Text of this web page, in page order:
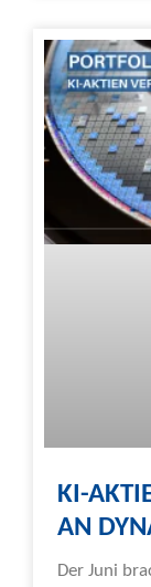
KI-
AN
Der Juni